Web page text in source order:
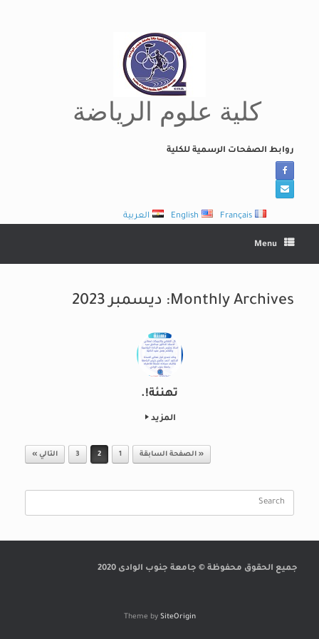
كلية علوم الرياضة
روابط الصفحات الرسمية للكلية
العربية English Français
Menu
Monthly Archives: ديسمبر 2023
تهنئة!.
المزيد
« الصفحة السابقة 1
2
3 التالي »
Search
جميع الحقوق محفوظة © جامعة جنوب الوادى 2020
Theme by SiteOrigin